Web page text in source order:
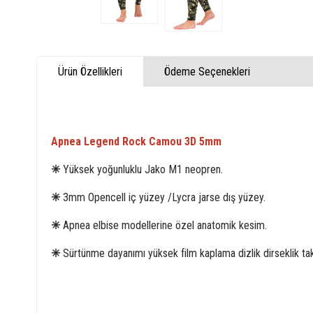
Ürün Özellikleri Ödeme Seçenekleri
Apnea Legend Rock Camou 3D 5mm
✳Yüksek yoğunluklu Jako M1 neopren.
✳3mm Opencell iç yüzey /Lycra jarse dış yüzey.
✳Apnea elbise modellerine özel anatomik kesim.
✳Sürtünme dayanımı yüksek film kaplama dizlik dirseklik